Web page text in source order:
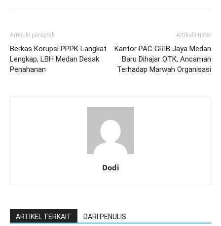
Artikulli paraprak
Berkas Korupsi PPPK Langkat
Lengkap, LBH Medan Desak
Penahanan
Artikulli tjetër
Kantor PAC GRIB Jaya Medan
Baru Dihajar OTK, Ancaman
Terhadap Marwah Organisasi
Dodi
ARTIKEL TERKAIT DARI PENULIS